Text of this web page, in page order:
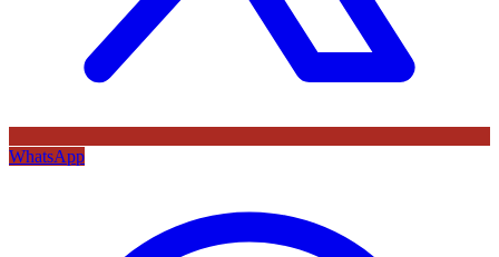
WhatsApp